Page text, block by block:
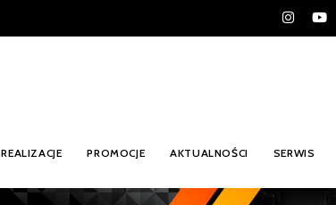
REALIZACJE PROMOCJE AKTUALNOŚCI SERWIS